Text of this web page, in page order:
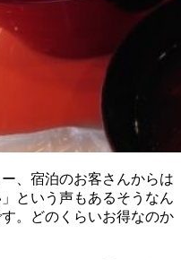
、宿泊のお客さんからは
という声もあるそうなん
。どのくらいお得なのか